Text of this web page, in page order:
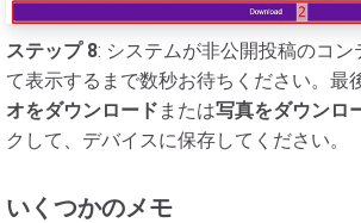
ステップ 8: システムが非公開投稿のコン
て表示するまで数秒お待ちください。最
オをダウンロード または写真をダウンロ
クして、デバイスに保存してください。
いくつかのメモ